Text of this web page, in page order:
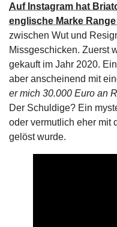
Auf Instagram hat
englische Marke
zwischen Wut und
Missgeschicken. Zuerst
gekauft im Jahr 2020.
aber anscheinend mit
er mich 30.000 Euro an
Der Schuldige? Ein
oder vermutlich eher mit
gelöst wurde.